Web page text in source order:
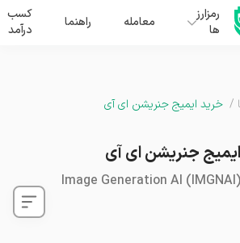
رمزارز
ها
معامله راهنما
کسب
درآمد
/ خرید ایمیج جنریشن ای آی
ایمیج جنریشن ای آی
Image Generation AI (IMGNAI)